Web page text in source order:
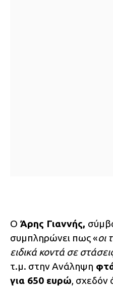
Ο Άρης Γιαννής,
συμπληρώνει πως «οι
ειδικά κοντά σε
τ.μ. στην Ανάληψη
για 650 ευρώ, σχεδόν